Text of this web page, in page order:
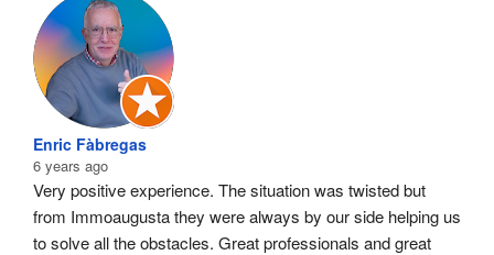
Enric Fàbregas
6 years ago
Very positive experience. The situation was twisted but
from Immoaugusta they were always by our side helping us
to solve all the obstacles. Great professionals and great